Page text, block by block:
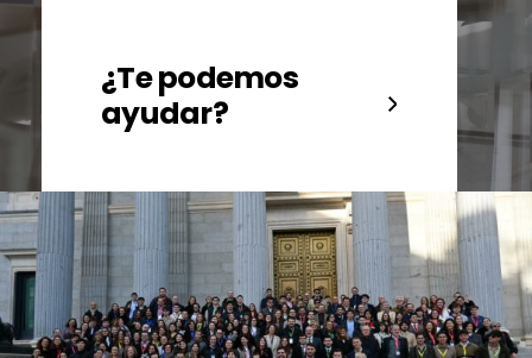
¿Te podemos
ayudar?